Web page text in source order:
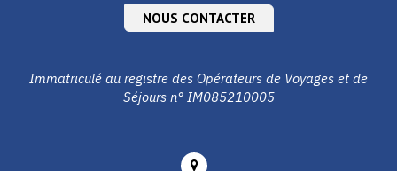
NOUS CONTACTER
Immatriculé au registre des Opérateurs de Voyages et de
Séjours n° IM085210005